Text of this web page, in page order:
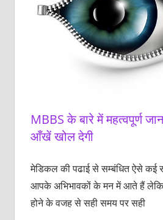
MBBS के बारे में महत्वपूर्ण
आँखें खोल देगी
मेडिकल की पढाई से सम्बंधित ऐसे कई
आपके अभिभावकों के मन में आते हैं
होने के वजह से सही समय पर सही